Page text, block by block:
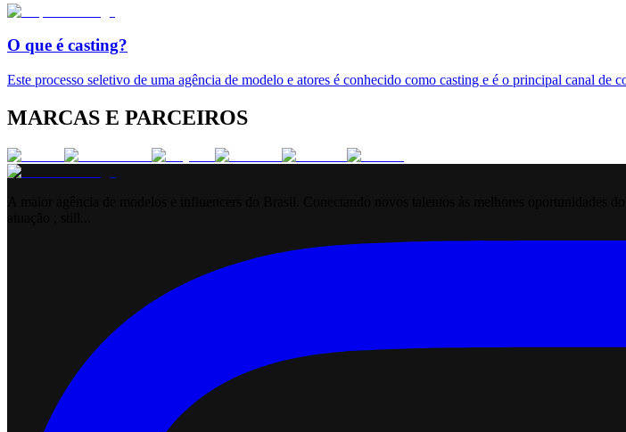
O que é casting?
Este processo seletivo de uma agência de modelo e atores é conhecido como casting e é o principal canal de
MARCAS E PARCEIROS